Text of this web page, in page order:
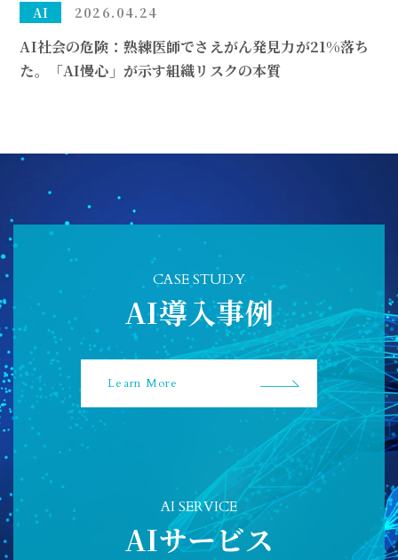
AI 2026.04.24
AI社会の危険：熟練医師でさえがん発見力が21%落ち
た。「AI慢心」が示す組織リスクの本質
CASE STUDY
AI導入事例
Learn More
AI SERVICE
AIサービス